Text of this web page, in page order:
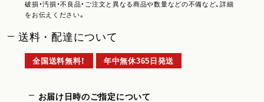
破損・汚損・不良品・ご注文と異なる商品や数量などの不備など、詳細
をお伝えください。
送料・配達について
全国送料無料！ 年中無休365日発送
お届け日時のご指定について